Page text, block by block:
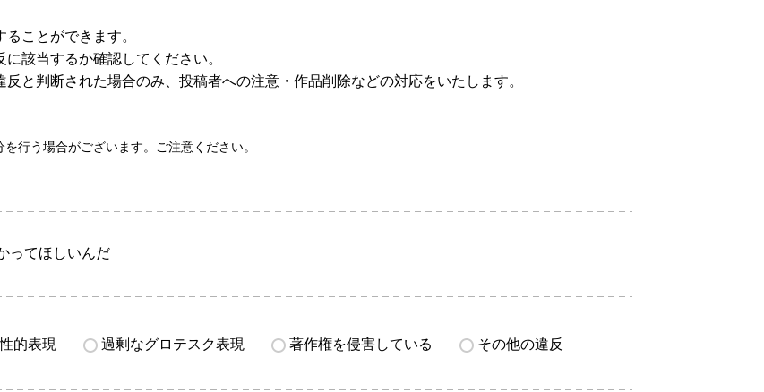
ことができます。
該当するか確認してください。
と判断された場合のみ、投稿者への注意・作品削除などの対応をいたします。
行う場合がございます。ご注意ください。
ってほしいんだ
的表現 過剰なグロテスク表現 著作権を侵害している その他の違反